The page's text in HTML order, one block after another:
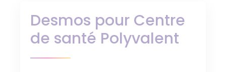
Desmos pour Centre
de santé Polyvalent